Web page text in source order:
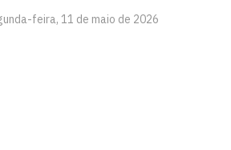
feira, 11 de maio de 2026